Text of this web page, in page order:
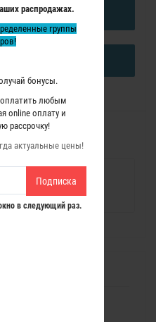
распродажах.
группы
бонусы.
любым
online оплату и
рассрочку!
актуальные цены!
Подписка
в следующий раз.
(0)
системы.